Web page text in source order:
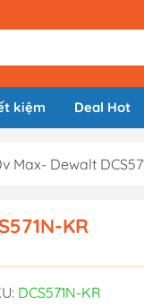
kiệm Deal Hot
Max- Dewalt
KR
DCS571N-KR